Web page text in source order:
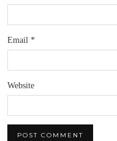
Email *
Website